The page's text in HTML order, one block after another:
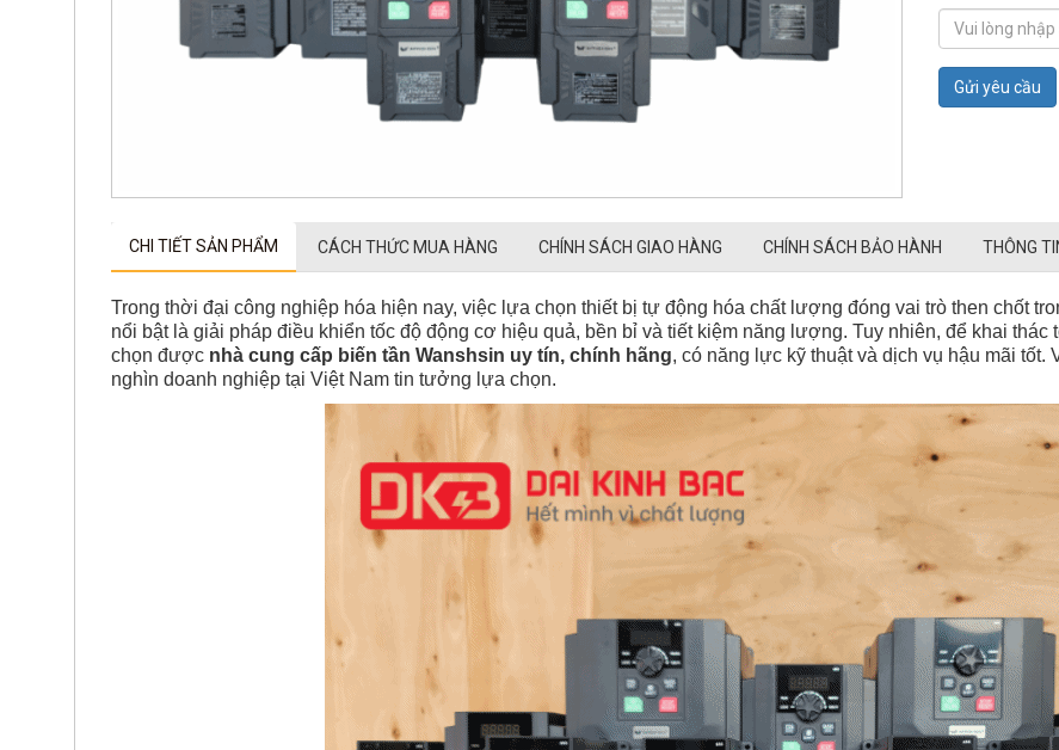
Gửi yêu cầu
CHI TIẾT SẢN PHẨM CÁCH THỨC MUA HÀNG CHÍNH SÁCH GIAO HÀNG CHÍNH SÁCH BẢO HÀNH THÔNG
Trong thời đại công nghiệp hóa hiện nay, việc lựa chọn thiết bị tự động hóa chất lượng đóng vai trò then chốt
nổi bật là giải pháp điều khiển tốc độ động cơ hiệu quả, bền bỉ và tiết kiệm năng lượng. Tuy nhiên, để khai thác
chọn được nhà cung cấp biến tần Wanshsin uy tín, chính hãng, có năng lực kỹ thuật và dịch vụ hậu mãi tốt.
nghìn doanh nghiệp tại Việt Nam tin tưởng lựa chọn.